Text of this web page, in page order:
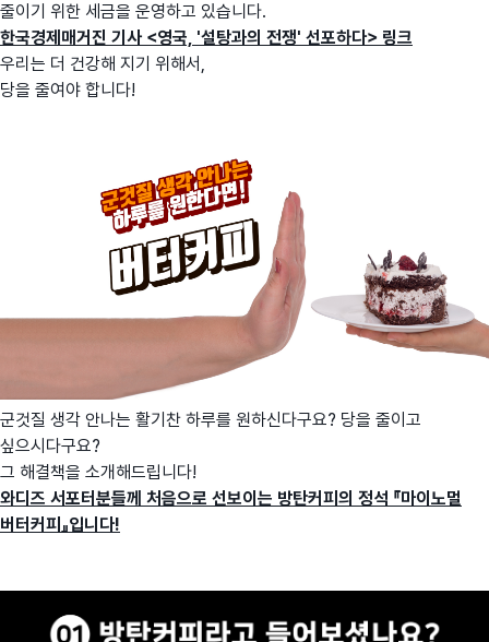
줄이기 위한 세금을 운영하고 있습니다.
한국경제매거진 기사 <영국, '설탕과의 전쟁' 선포하다> 링크
우리는 더 건강해 지기 위해서,
당을 줄여야 합니다!
군것질 생각 안나는 활기찬 하루를 원하신다구요? 당을 줄이고
싶으시다구요?
그 해결책을 소개해드립니다!
와디즈 서포터분들께 처음으로 선보이는 방탄커피의 정석 『마이노멀
버터커피』입니다!